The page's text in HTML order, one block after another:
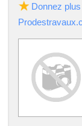
Donnez